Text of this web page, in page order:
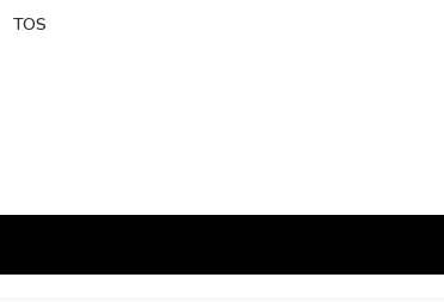
TOS